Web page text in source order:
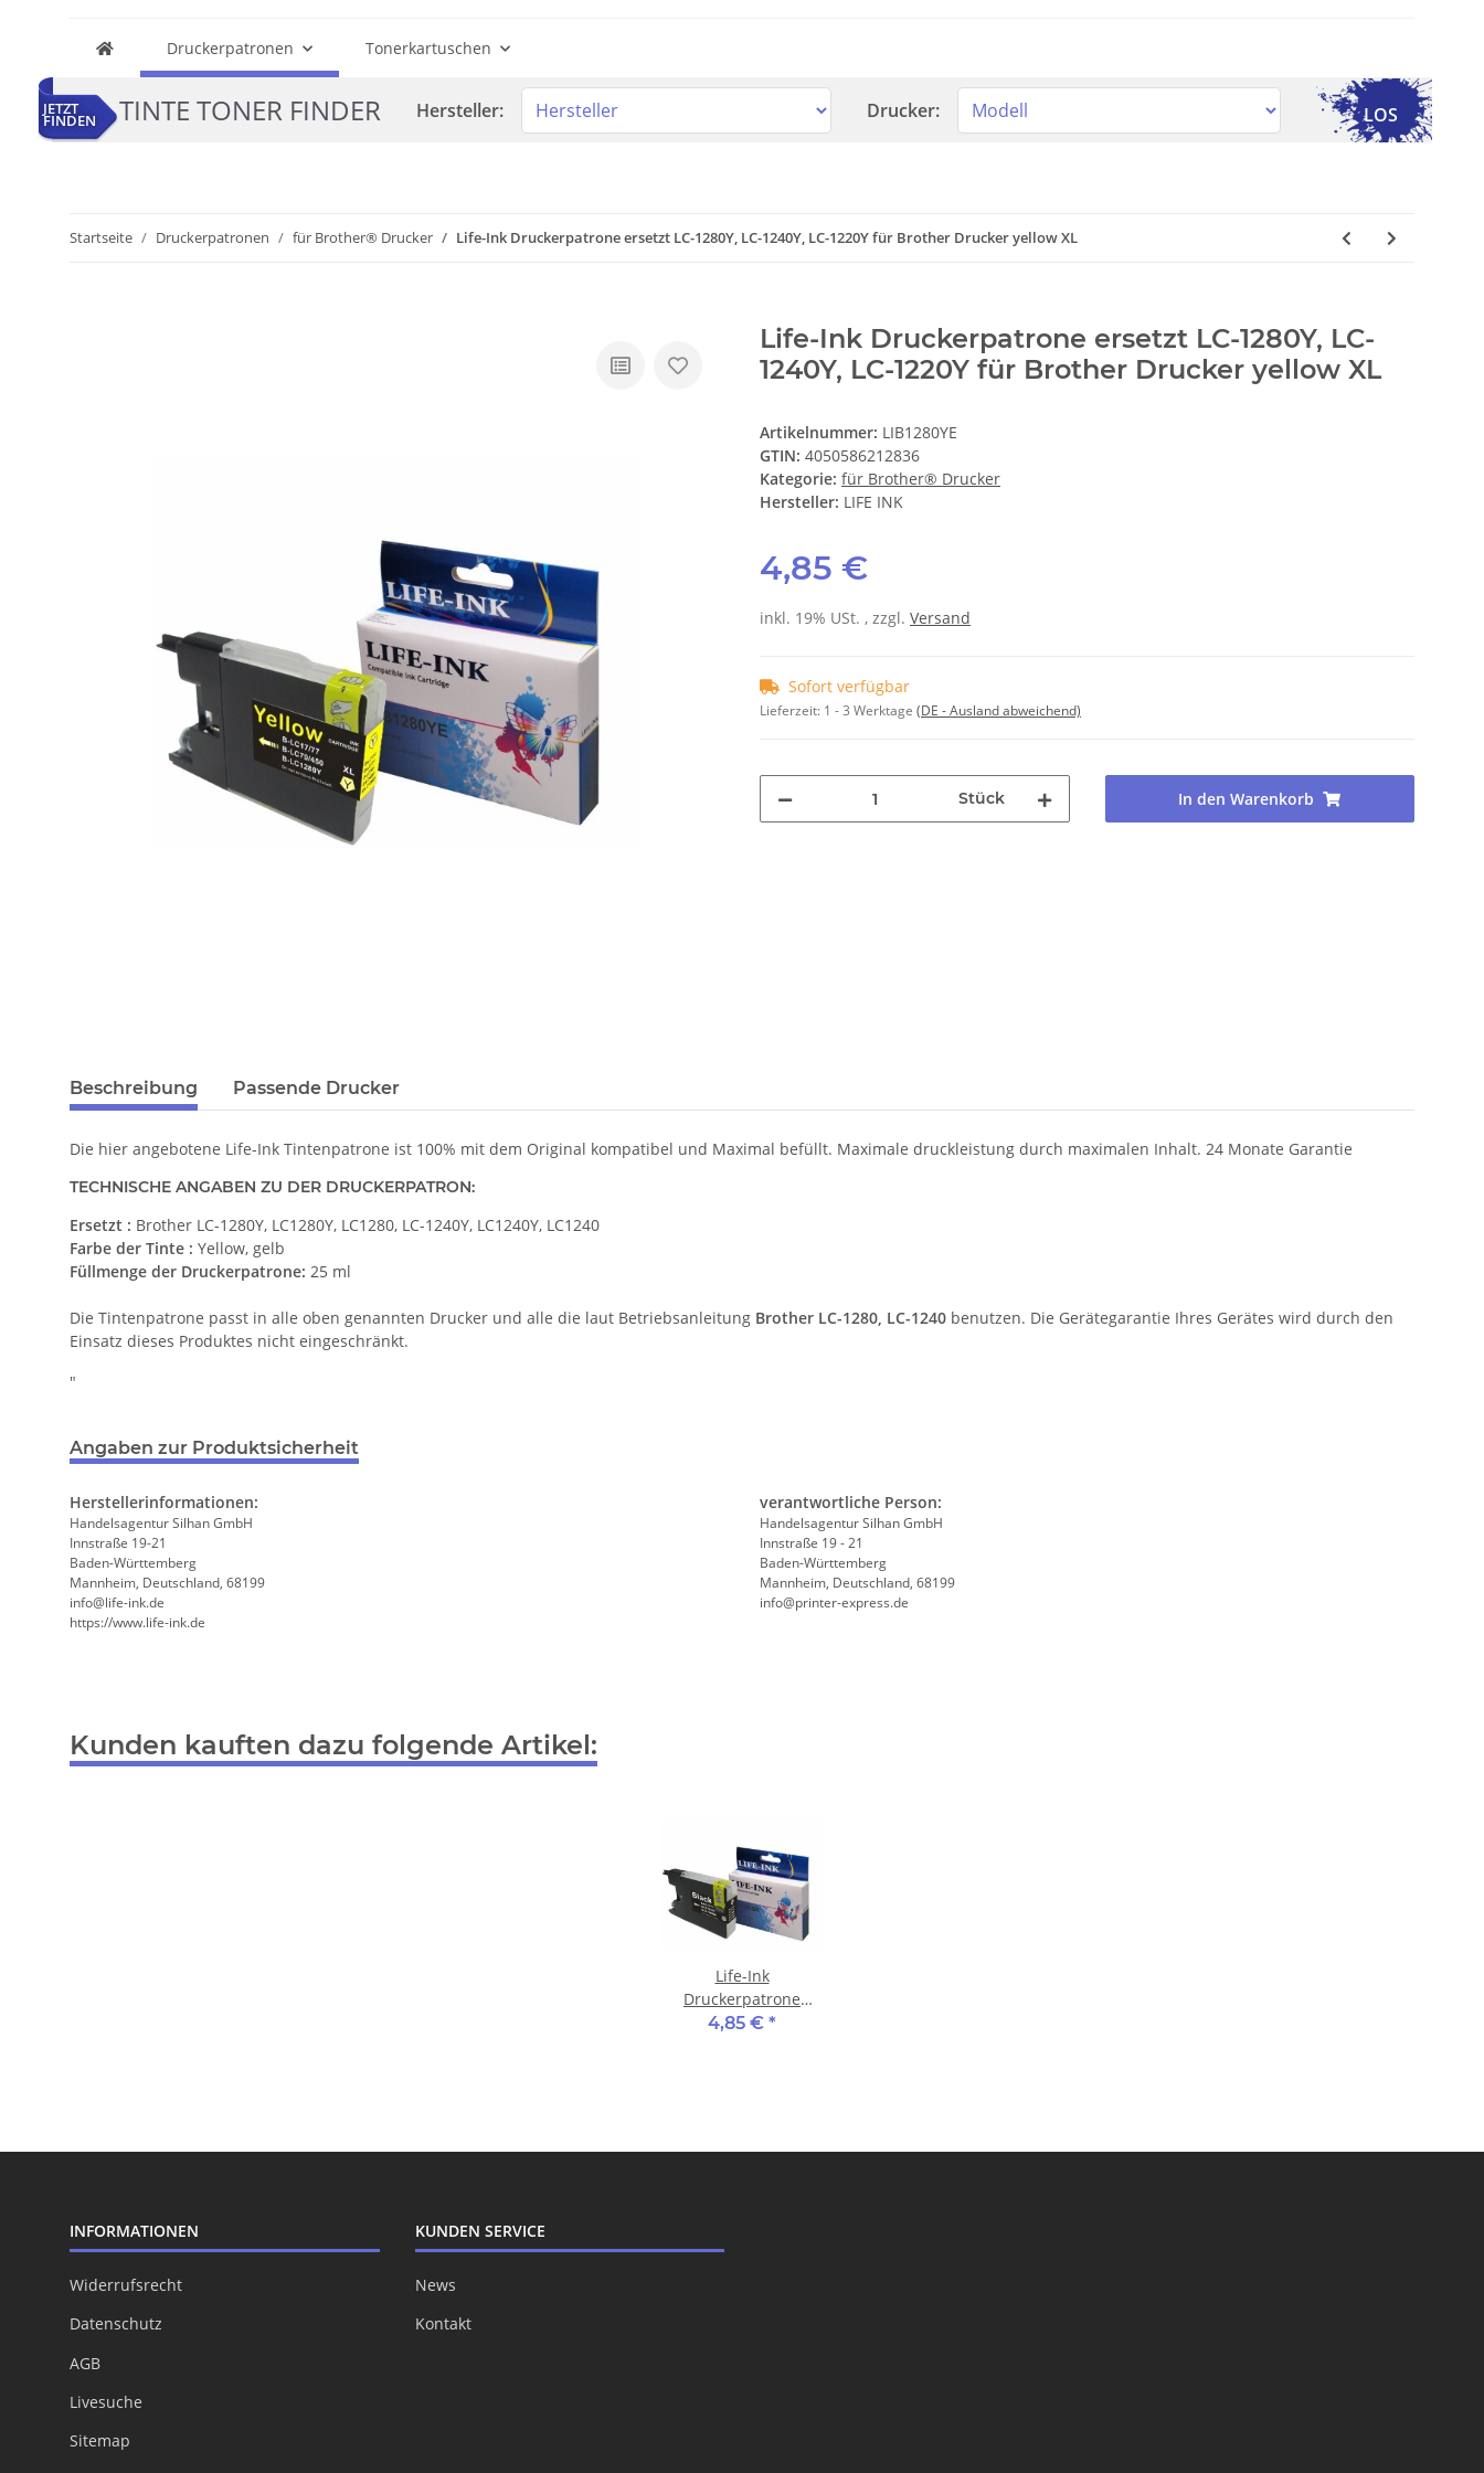
Druckerpatronen Tonerkartuschen
JETZT
FINDEN TINTE TONER FINDER Hersteller: Drucker: LOS
Startseite Druckerpatronen für Brother® Drucker Life-Ink Druckerpatrone ersetzt LC-1280Y, LC-1240Y, LC-1220Y für Brother Drucker yellow XL
Life-Ink Druckerpatrone ersetzt LC-1280Y, LC-
1240Y, LC-1220Y für Brother Drucker yellow XL
Artikelnummer: LIB1280YE
GTIN: 4050586212836
Kategorie: für Brother® Drucker
Hersteller: LIFE INK
4,85 €
inkl. 19% USt. , zzgl. Versand
Sofort verfügbar
Lieferzeit: 1 - 3 Werktage (DE - Ausland abweichend)
Stück In den Warenkorb
Beschreibung Passende Drucker
Die hier angebotene Life-Ink Tintenpatrone ist 100% mit dem Original kompatibel und Maximal befüllt. Maximale druckleistung durch maximalen Inhalt. 24 Monate Garantie
TECHNISCHE ANGABEN ZU DER DRUCKERPATRON:
Ersetzt : Brother LC-1280Y, LC1280Y, LC1280, LC-1240Y, LC1240Y, LC1240
Farbe der Tinte : Yellow, gelb
Füllmenge der Druckerpatrone: 25 ml
Die Tintenpatrone passt in alle oben genannten Drucker und alle die laut Betriebsanleitung Brother LC-1280, LC-1240 benutzen. Die Gerätegarantie Ihres Gerätes wird durch den
Einsatz dieses Produktes nicht eingeschränkt.
"
Angaben zur Produktsicherheit
Herstellerinformationen:
Handelsagentur Silhan GmbH
Innstraße 19-21
Baden-Württemberg
Mannheim, Deutschland, 68199
info@life-ink.de
https://www.life-ink.de
verantwortliche Person:
Handelsagentur Silhan GmbH
Innstraße 19 - 21
Baden-Württemberg
Mannheim, Deutschland, 68199
info@printer-express.de
Kunden kauften dazu folgende Artikel:
Life-Ink
Druckerpatrone
ersetzt LC-1280BK,
4,85 € *
INFORMATIONEN
Widerrufsrecht
Datenschutz
AGB
Livesuche
Sitemap
KUNDEN SERVICE
News
Kontakt